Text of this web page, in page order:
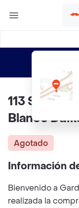
113
Blanco
Agotado
Información
Bienvenido a
realizada la